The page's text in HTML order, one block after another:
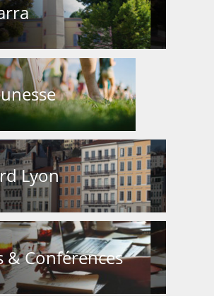
Lyon
& Conférences